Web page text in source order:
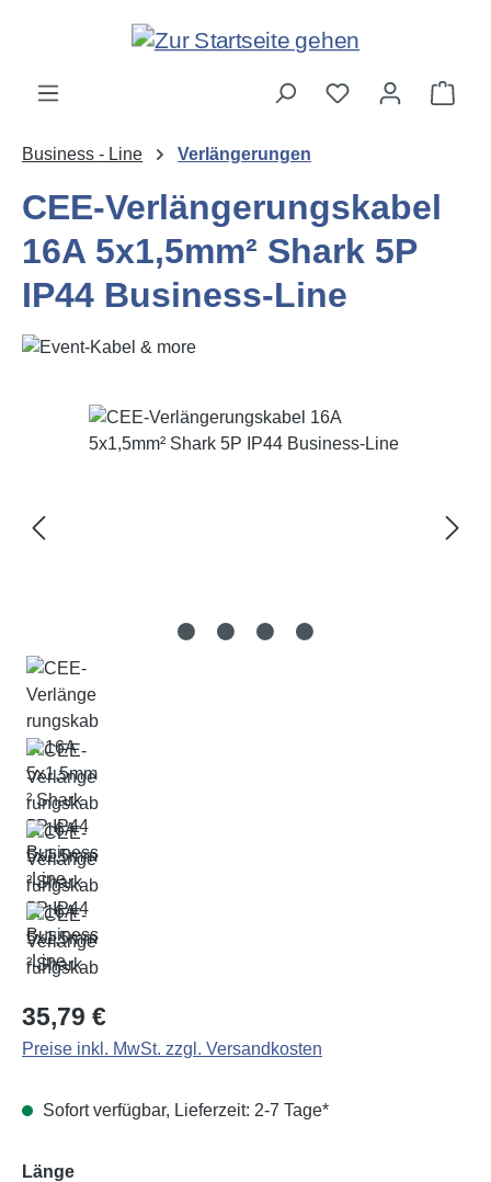
Zum Hauptinhalt springen
Business - Line Verlängerungen
CEE-Verlängerungskabel
16A 5x1,5mm² Shark 5P
IP44 Business-Line
Bildergalerie überspringen
Regulärer Preis:
35,79 €
Preise inkl. MwSt. zzgl. Versandkosten
Sofort verfügbar, Lieferzeit: 2-7 Tage*
Längeauswählen